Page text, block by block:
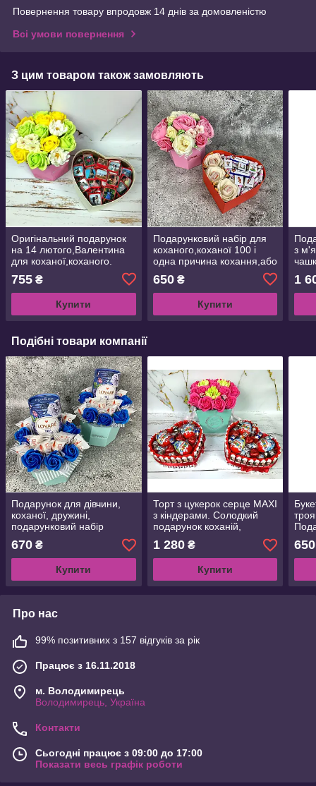
Повернення товару впродовж 14 днів за домовленістю
Всі умови повернення
З цим товаром також замовляють
Оригінальний подарунок
на 14 лютого,Валентина
для коханої,коханого.
Шоколад з вашим фото,
текстом на 50 шоколадок.
755 ₴
Купити
Подарунковий набір для
коханого,коханої 100 і
одна причина кохання,або
Подарунок на річницю
650₴
Купити
з
1
Подібні товари компанії
Подарунок для дівчини,
коханої, дружині,
подарунковий набір
Подарунковий бокс з
Раффаелло,мильними
трояндами
670 ₴
Купити
Торт з цукерок серце MAXI
з кіндерами. Солодкий
подарунок коханій,
коханому, подрузі, мамі,
донці, сину.
1 280₴
Купити
650
Про нас
99% позитивних з 157 відгуків за рік
Працює з 16.11.2018
м. Володимирець
Володимирець, Україна
Контакти
Сьогодні працює з 09:00 до 17:00
Показати весь графік роботи